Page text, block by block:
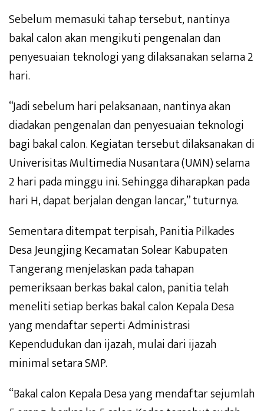
Sebelum memasuki tahap tersebut, nantinya
bakal calon akan mengikuti pengenalan dan
penyesuaian teknologi yang dilaksanakan selama 2
hari.
“Jadi sebelum hari pelaksanaan, nantinya akan
diadakan pengenalan dan penyesuaian teknologi
bagi bakal calon. Kegiatan tersebut dilaksanakan di
Univerisitas Multimedia Nusantara (UMN) selama
2 hari pada minggu ini. Sehingga diharapkan pada
hari H, dapat berjalan dengan lancar,” tuturnya.
Sementara ditempat terpisah, Panitia Pilkades
Desa Jeungjing Kecamatan Solear Kabupaten
Tangerang menjelaskan pada tahapan
pemeriksaan berkas bakal calon, panitia telah
meneliti setiap berkas bakal calon Kepala Desa
yang mendaftar seperti Administrasi
Kependudukan dan ijazah, mulai dari ijazah
minimal setara SMP.
“Bakal calon Kepala Desa yang mendaftar sejumlah